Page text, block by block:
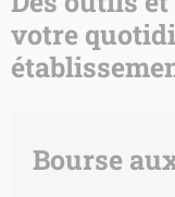
votre
Bourse